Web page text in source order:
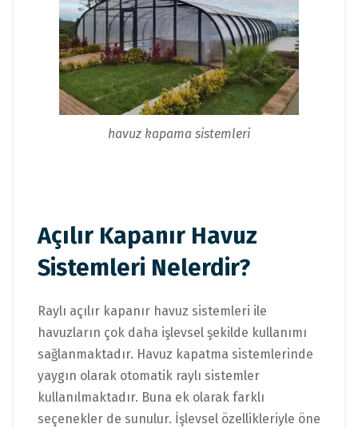
havuz kapama sistemleri
Açılır Kapanır Havuz
Sistemleri Nelerdir?
Raylı açılır kapanır havuz sistemleri ile
havuzların çok daha işlevsel şekilde kullanımı
sağlanmaktadır. Havuz kapatma sistemlerinde
yaygın olarak otomatik raylı sistemler
kullanılmaktadır. Buna ek olarak farklı
seçenekler de sunulur. İşlevsel özellikleriyle öne